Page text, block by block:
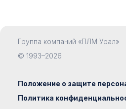
Компания
Группа компаний «ПЛМ Урал»
© 1993–2026
Положение о защите
Политика